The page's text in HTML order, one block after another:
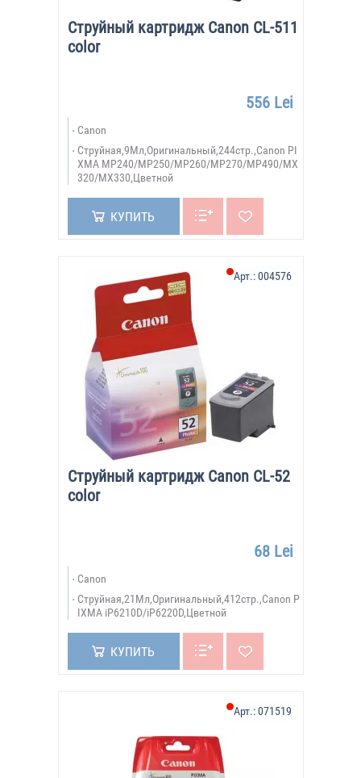
Струйный картридж Canon CL-511
color
556 Lei
Canon
Струйная,9Мл,Оригинальный,244стр.,Canon PI
XMA MP240/MP250/MP260/MP270/MP490/MX
320/MX330,Цветной
КУПИТЬ
Струйный картридж Canon CL-52
color
Арт.:004576
68 Lei
Canon
Струйная,21Мл,Оригинальный,412стр.,Canon P
IXMA iP6210D/iP6220D,Цветной
КУПИТЬ
Арт.:071519